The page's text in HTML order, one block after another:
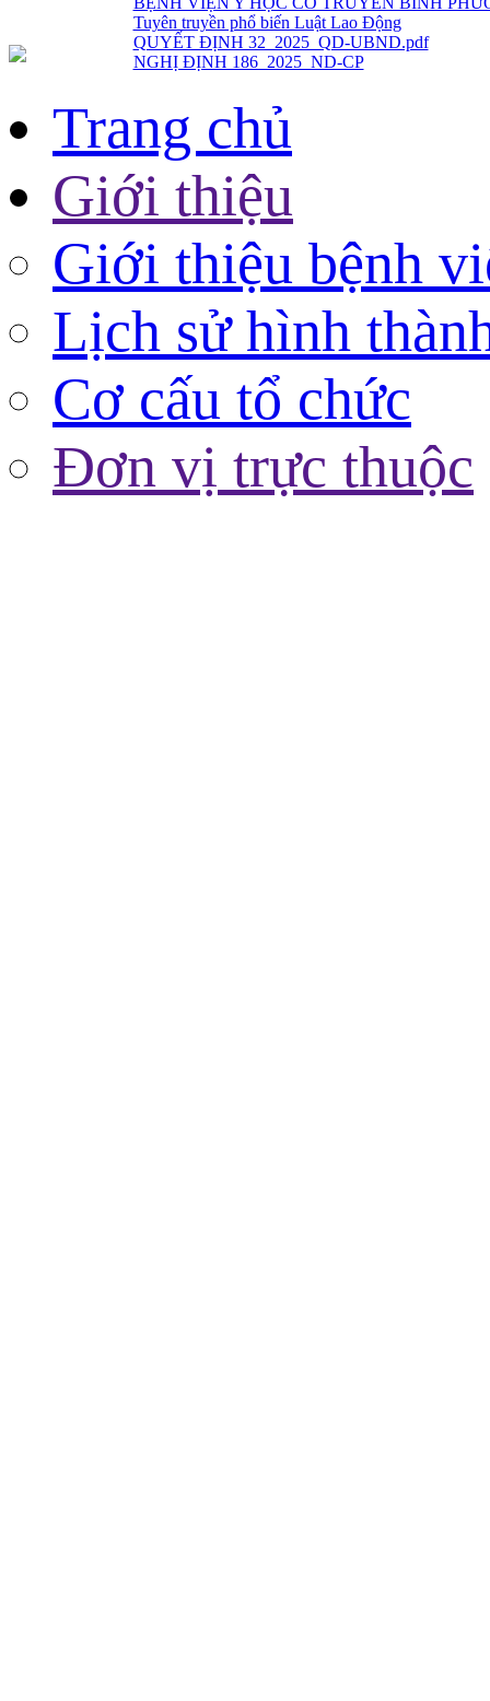
Trang chủ
Giới thiệu
Giới thiệu bệnh
Lịch sử hình
Cơ cấu tổ chức
Đơn vị trực thuộc
NGHỊ ĐỊNH 186_2025_ND-CP